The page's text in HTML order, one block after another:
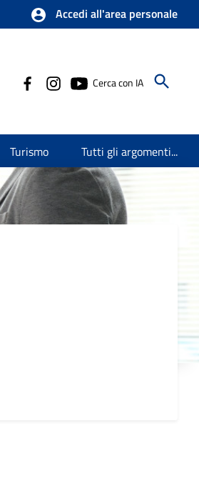
Accedi all'area personale
Cerca con IA
Turismo Tutti gli argomenti...